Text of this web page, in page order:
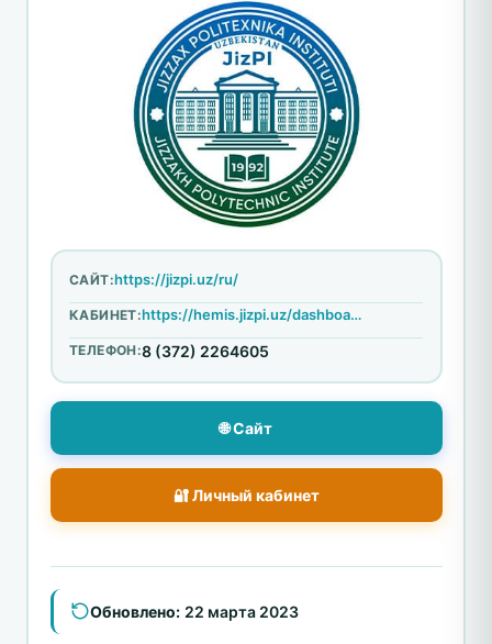
САЙТ:https://jizpi.uz/ru/
КАБИНЕТ: https://hemis.jizpi.uz/dashboard/login
ТЕЛЕФОН:8 (372) 2264605
🌐 Сайт
🔐 Личный кабинет
Обновлено: 22 марта 2023